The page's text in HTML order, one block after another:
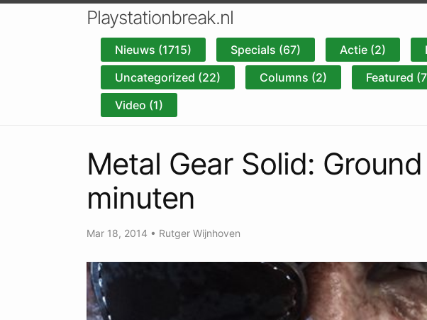
Playstationbreak.nl
Nieuws (1715) Specials (67) Actie (2)
Uncategorized (22)
Columns (2) Featured
Video (1)
Metal Gear Solid:
minuten
Mar 18, 2014 • Rutger Wijnhoven